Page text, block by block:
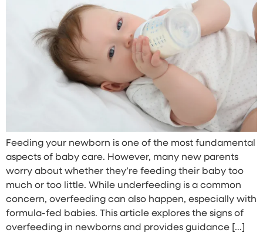
Feeding your newborn is one of the most fundamental
aspects of baby care. However, many new parents
worry about whether they’re feeding their baby too
much or too little. While underfeeding is a common
concern, overfeeding can also happen, especially with
formula-fed babies. This article explores the signs of
overfeeding in newborns and provides guidance […]